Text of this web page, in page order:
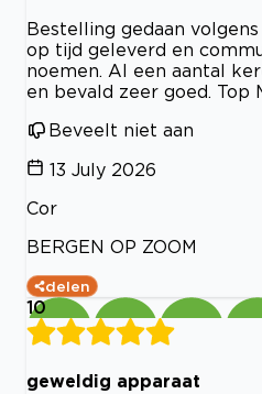
Bestelling gedaan
op tijd geleverd en
noemen. Al een aantal
en bevald zeer goed. Top
Beveelt niet aan
13 July 2026
Cor
BERGEN OP ZOOM
delen
10
geweldig apparaat